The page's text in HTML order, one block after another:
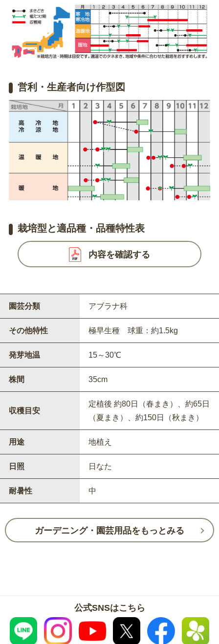
営利・生産者向け作型図
栽培型と適品種・品種特性表
内容を確認する
園芸分類 アブラナ科
その他特性 極早生種 球重：約1.5kg
発芽地温 15～30℃
株間 35cm
収穫目安
定植後 約80日（春まき）、約65日
（夏まき）、約150日（秋まき）
用途 地植え
日照 日なた
耐暑性 中
ガーデニング・園芸用品をもっとみる
公式SNSはこちら